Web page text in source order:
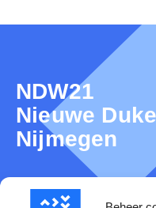
NDW21
Nieuwe
Nijmegen